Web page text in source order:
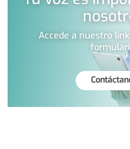
Accede a nuestro